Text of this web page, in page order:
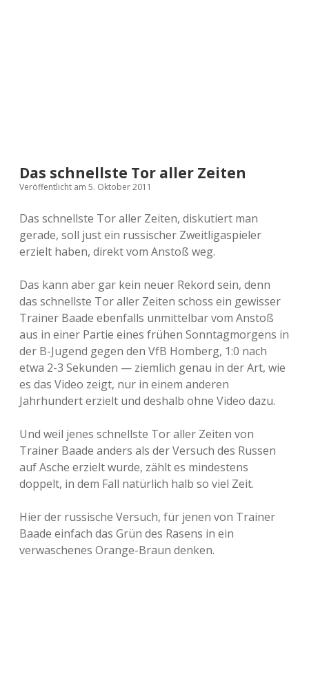
Das schnellste Tor aller Zeiten
Veröffentlicht am 5. Oktober 2011
Das schnellste Tor aller Zeiten, diskutiert man
gerade, soll just ein russischer Zweitligaspieler
erzielt haben, direkt vom Anstoß weg.
Das kann aber gar kein neuer Rekord sein, denn
das schnellste Tor aller Zeiten schoss ein gewisser
Trainer Baade ebenfalls unmittelbar vom Anstoß
aus in einer Partie eines frühen Sonntagmorgens in
der B-Jugend gegen den VfB Homberg, 1:0 nach
etwa 2-3 Sekunden — ziemlich genau in der Art, wie
es das Video zeigt, nur in einem anderen
Jahrhundert erzielt und deshalb ohne Video dazu.
Und weil jenes schnellste Tor aller Zeiten von
Trainer Baade anders als der Versuch des Russen
auf Asche erzielt wurde, zählt es mindestens
doppelt, in dem Fall natürlich halb so viel Zeit.
Hier der russische Versuch, für jenen von Trainer
Baade einfach das Grün des Rasens in ein
verwaschenes Orange-Braun denken.